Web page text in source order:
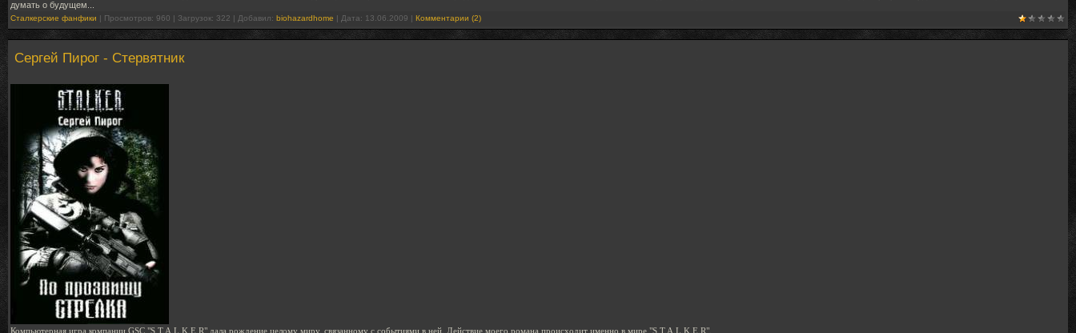
думать о будущем...
Сталкерские фанфики | Просмотров: 960 | Загрузок: 322 | Добавил: biohazardhome | Дата: 13.06.2009 | Комментарии (2)
Сергей Пирог - Стервятник
Компьютерная игра компании GSC "S.T.A.L.K.E.R" дала рождение целому миру, связанному с событиями в ней. Действие моего романа происходит именно в мире "S.T.A.L.K.E.R".